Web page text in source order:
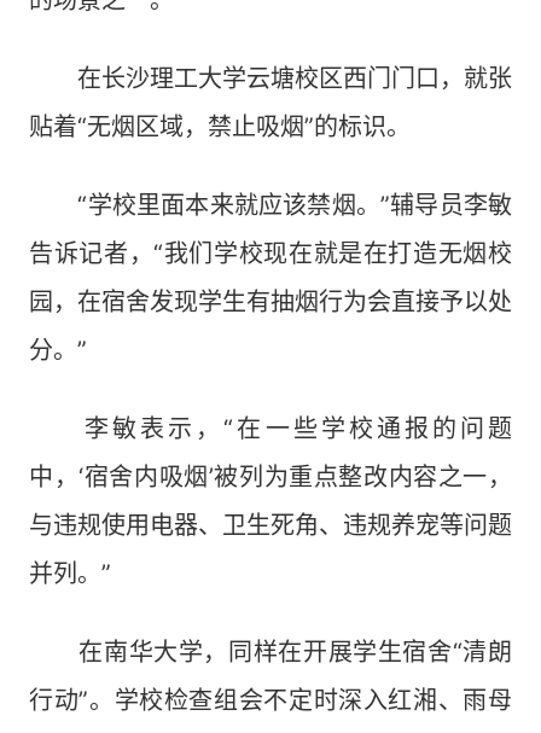
在长沙理工大学云塘校区西门门口，就张
贴着“无烟区域，禁止吸烟”的标识。
“学校里面本来就应该禁烟。”辅导员李敏
告诉记者，“我们学校现在就是在打造无烟校
园，在宿舍发现学生有抽烟行为会直接予以处
分。”
李敏表示，“在一些学校通报的问题
中，‘宿舍内吸烟’被列为重点整改内容之一，
与违规使用电器、卫生死角、违规养宠等问题
并列。”
在南华大学，同样在开展学生宿舍“清朗
行动”。学校检查组会不定时深入红湘、雨母